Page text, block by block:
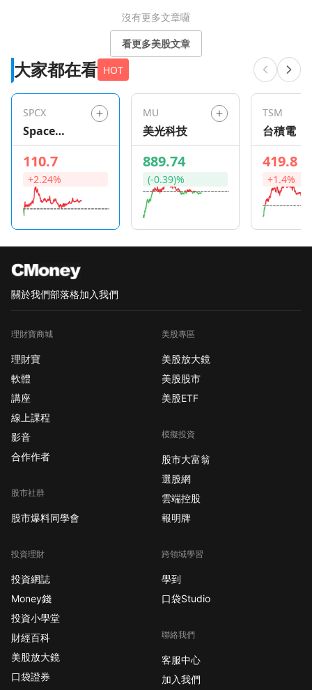
沒有更多文章囉
看更多美股文章
大家都在看 HOT
SPCX
Space
Exploration
Technologie
s
110.7
+2.24%
MU
美光科技
889.74
(-0.39)%
TSM
台積電
419.8
+1.4%
關於我們部落格加入我們
理財寶商城
理財寶
軟體
講座
線上課程
影音
合作作者
股市社群
股市爆料同學會
投資理財
投資網誌
Money錢
投資小學堂
財經百科
美股放大鏡
口袋證券
美股專區
美股放大鏡
美股股市
美股ETF
模擬投資
股市大富翁
選股網
雲端控股
報明牌
跨領域學習
學到
口袋Studio
聯絡我們
客服中心
加入我們